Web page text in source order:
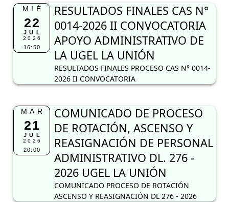
MIÉ
22
JUL
2026
16:50
RESULTADOS FINALES CAS N°
0014-2026 II CONVOCATORIA
APOYO ADMINISTRATIVO DE
LA UGEL LA UNIÓN
RESULTADOS FINALES PROCESO CAS N° 0014-
2026 II CONVOCATORIA
MAR
21
JUL
2026
20:00
COMUNICADO DE PROCESO
DE ROTACIÓN, ASCENSO Y
REASIGNACIÓN DE PERSONAL
ADMINISTRATIVO DL. 276 -
2026 UGEL LA UNIÓN
COMUNICADO PROCESO DE ROTACIÓN
ASCENSO Y REASIGNACIÓN DL 276 - 2026